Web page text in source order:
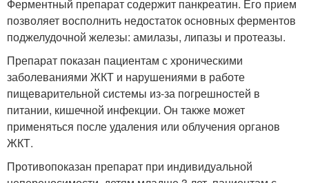
Ферментный препарат содержит панкреатин. Его прием
позволяет восполнить недостаток основных ферментов
поджелудочной железы: амилазы, липазы и протеазы.
Препарат показан пациентам с хроническими
заболеваниями ЖКТ и нарушениями в работе
пищеварительной системы из-за погрешностей в
питании, кишечной инфекции. Он также может
применяться после удаления или облучения органов
ЖКТ.
Противопоказан препарат при индивидуальной